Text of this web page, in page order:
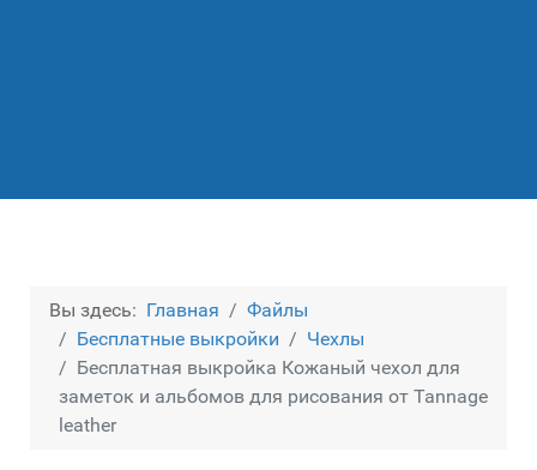
Вы здесь: Главная
Файлы
Бесплатные выкройки
Чехлы
Бесплатная выкройка Кожаный чехол для
заметок и альбомов для рисования от Tannage
leather